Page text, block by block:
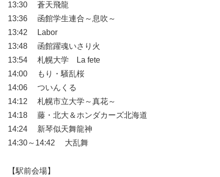
13:30 蒼天飛龍
13:36 函館学生連合～息吹～
13:42 Labor
13:48 函館躍魂いさり火
13:54 札幌大学 La fete
14:00 もり・騒乱桜
14:06 ついんくる
14:12 札幌市立大学～真花～
14:18 藤・北大＆ホンダカーズ北海道
14:24 新琴似天舞龍神
14:30～14:42 大乱舞
【駅前会場】